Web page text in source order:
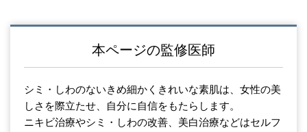
本ページの監修医師
シミ・しわのないきめ細かくきれいな素肌は、女性の美
しさを際立たせ、自分に自信をもたらします。
ニキビ治療やシミ・しわの改善、美白治療などはセルフ